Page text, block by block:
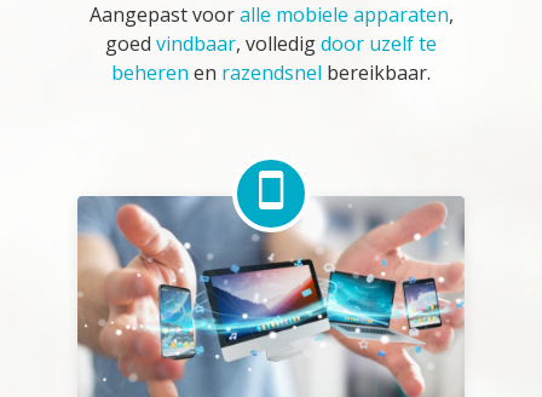
Aangepast vooralle mobiele apparaten,
goed vindbaar, volledigdoor uzelf te
beheren en razendsnel bereikbaar.